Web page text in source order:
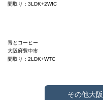
間取り：3LDK+2WIC
青とコーヒー
大阪府豊中市
間取り：2LDK+WTC
その他大